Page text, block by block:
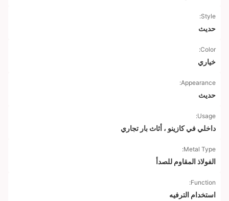
Style:
حديث
Color:
خياري
Appearance:
حديث
Usage:
داخلي في كازينو ، أثاث بار تجاري
Metal Type:
الفولاذ المقاوم للصدأ
Function:
استخدام الترفيه